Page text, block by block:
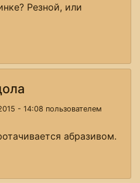
Резной, или
- 14:08 пользователем
абразивом.